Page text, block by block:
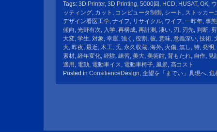
Tags: 3D Printer, 3D Printing, 5000回 , HCD, HUSAT, OK,
ッティング, カット , コンピュータ制御, シート , ストッカー
デザイン看医工学, ナイフ, リサイクル, ワイフ, 一昨年, 事態
傾向 , 光野有次, 入学, 再構成, 再計測 , 凄い, 刃 , 刃先, 判断,
大変, 学生, 対象, 幸運, 強く , 役割 , 彼, 意味, 意義深い, 技術,
大, 昨夜, 最近, 木工, 氏, 永久収蔵, 海外, 火傷, 無し , 特, 発明 ,
素材, 経年変化, 経験, 練習, 美大, 美術館, 背もたれ, 自作, 見
適用 , 電動, 電動車イス, 電動車椅子, 風景, 高コスト
Posted in ConsilienceDesign, 企望を「までい」具現へ, 危